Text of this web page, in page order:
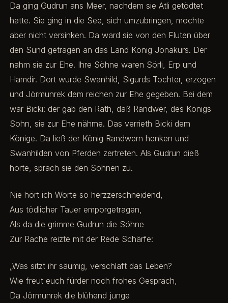
Da ging Gudrun ans Meer, nachdem sie Atli getödtet
hatte. Sie ging in die See, sich umzubringen, mochte
aber nicht versinken. Da ward sie von den Fluten über
den Sund getragen an das Land König Jonakurs. Der
nahm sie zur Ehe. Ihre Söhne waren Sörli, Erp und
Hamdir. Dort wurde Swanhild, Sigurds Tochter, erzogen
und Jörmunrek dem reichen zur Ehe gegeben. Bei dem
war Bicki: der gab den Rath, daß Randwer, des Königs
Sohn, sie zur Ehe nähme. Das verrieth Bicki dem
Könige. Da ließ der König Randwern henken und
Swanhilden von Pferden zertreten. Als Gudrun dieß
hörte, sprach sie den Söhnen zu.
Nie hört ich Worte so herzzerschneidend,
Aus tödlicher Tauer emporgetragen,
Als da die grimme Gudrun die Söhne
Zur Rache reizte mit der Rede Schärfe:
„Was sitzt ihr säumig, verschlaft das Leben?
Wie freut euch fürder noch frohes Gespräch,
Da Jörmunrek die blühend junge